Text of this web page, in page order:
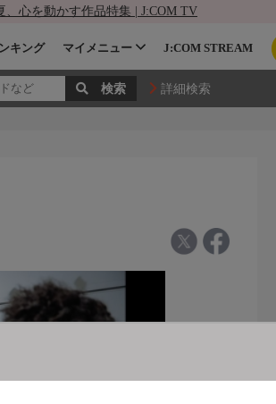
、心を動かす作品特集 | J:COM TV
キング マイメニュー J:COM STREAM
詳細検索